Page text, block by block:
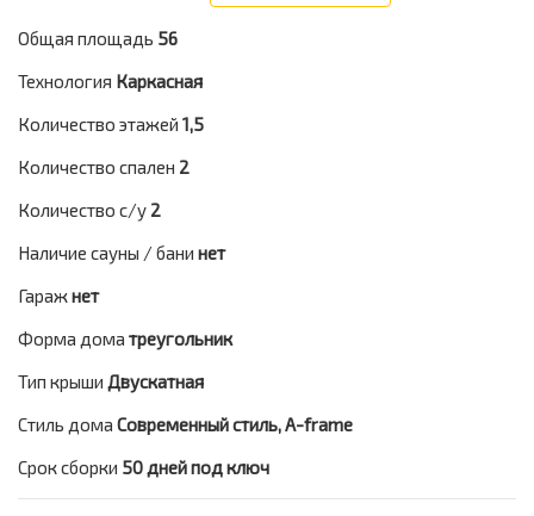
Общая площадь 56
Технология Каркасная
Количество этажей 1,5
Количество спален 2
Количество с/у 2
Наличие сауны / бани нет
Гаражнет
Форма дома треугольник
Тип крыши Двускатная
Стиль дома Современный стиль, A-frame
Срок сборки 50 дней под ключ